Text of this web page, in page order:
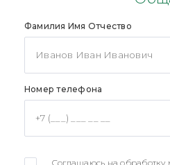
Фамилия Имя Отчество
Номер телефона
Соглашаюсь на обработку